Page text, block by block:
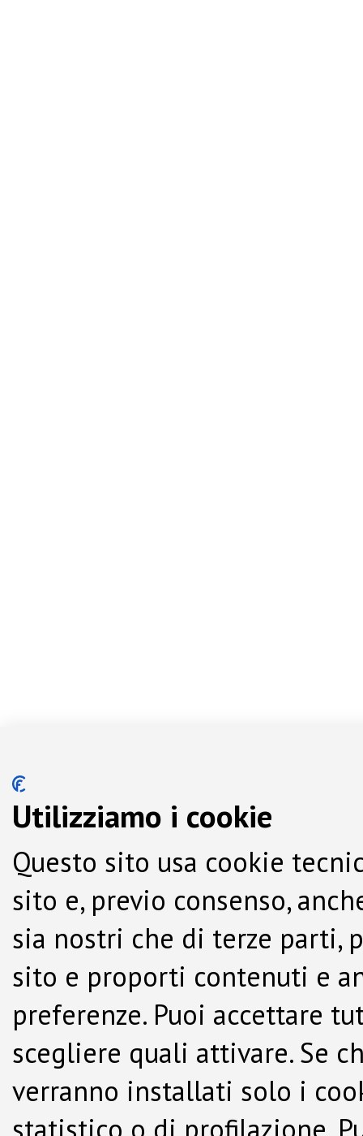
Utilizziamo i cookie
Questo sito usa cookie
sito e, previo consenso,
sia nostri che di terze parti,
sito e proporti contenuti e
preferenze. Puoi accettare
scegliere quali attivare. Se
verranno installati solo i
statistico o di profilazione.